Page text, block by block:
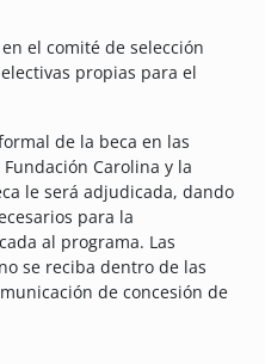
el comité de selección
propias para el
de la beca en las
Carolina y la
le será adjudicada, dando
para la
al programa. Las
se reciba dentro de las
de concesión de